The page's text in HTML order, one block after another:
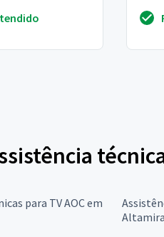
para TV AOC em
Altamira